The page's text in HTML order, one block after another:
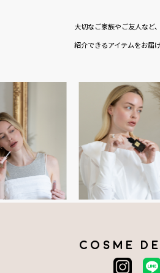
大切なご家族やご友人など
紹介できるアイテムをお届
COSME